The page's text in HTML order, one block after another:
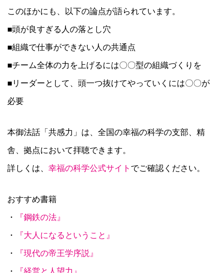
このほかにも、以下の論点が語られています。
■頭が良すぎる人の落とし穴
■組織で仕事ができない人の共通点
■チーム全体の力を上げるには〇〇型の組織づくりを
■リーダーとして、頭一つ抜けてやっていくには〇〇が
必要
本御法話「共感力」は、全国の幸福の科学の支部、精
舎、拠点において拝聴できます。
詳しくは、 幸福の科学公式サイト でご確認ください。
おすすめ書籍
・
『鋼鉄の法』
・
『大人になるということ』
・
『現代の帝王学序説』